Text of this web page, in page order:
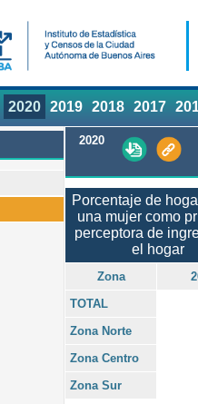
2020 2019 2018 2017
2020
Porcentaje de
una mujer como
perceptora de
el hogar
Zona
TOTAL
Zona Norte
Zona Centro
Zona Sur